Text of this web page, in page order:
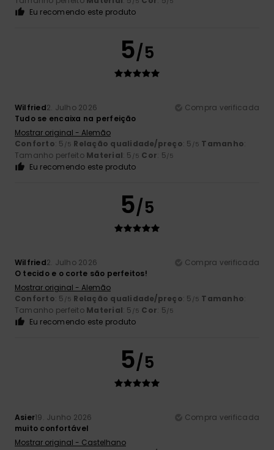
Eu recomendo este produto
5/5
Wilfried2. Julho 2026
Compra verificada
Tudo se encaixa na perfeição
Mostrar original - Alemão
Conforto: 5 /5 Relação qualidade/preço: 5 /5 Tamanho:
Tamanho perfeito Material: 5 /5 Cor: 5/5
Eu recomendo este produto
5/5
Wilfried2. Julho 2026
Compra verificada
O tecido e o corte são perfeitos!
Mostrar original - Alemão
Conforto: 5 /5 Relação qualidade/preço: 5 /5 Tamanho:
Tamanho perfeito Material: 5 /5 Cor: 5/5
Eu recomendo este produto
5/5
Asier19. Junho 2026
Compra verificada
muito confortável
Mostrar original - Castelhano